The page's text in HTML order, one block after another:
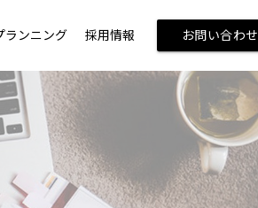
ランニング 採用情報 お問い合わせ